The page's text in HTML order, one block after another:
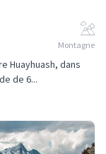
Montagne
Huayhuash, dans
de 6...